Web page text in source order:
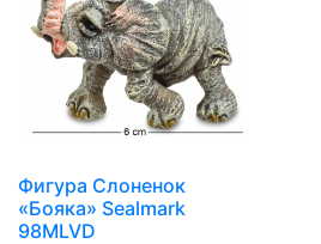
Фигура Слоненок
«Бояка» Sealmark
98MLVD